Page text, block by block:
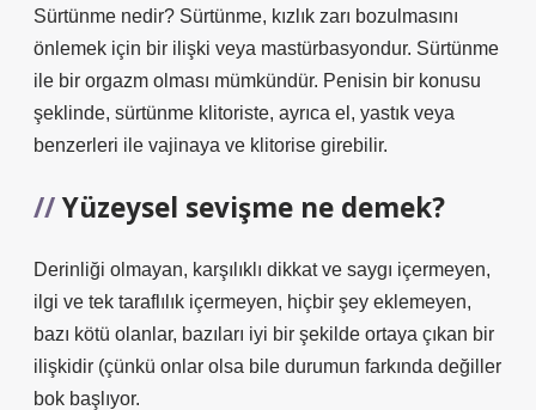
Sürtünme nedir? Sürtünme, kızlık zarı bozulmasını
önlemek için bir ilişki veya mastürbasyondur. Sürtünme
ile bir orgazm olması mümkündür. Penisin bir konusu
şeklinde, sürtünme klitoriste, ayrıca el, yastık veya
benzerleri ile vajinaya ve klitorise girebilir.
Yüzeysel sevişme ne demek?
Derinliği olmayan, karşılıklı dikkat ve saygı içermeyen,
ilgi ve tek taraflılık içermeyen, hiçbir şey eklemeyen,
bazı kötü olanlar, bazıları iyi bir şekilde ortaya çıkan bir
ilişkidir (çünkü onlar olsa bile durumun farkında değiller
bok başlıyor.